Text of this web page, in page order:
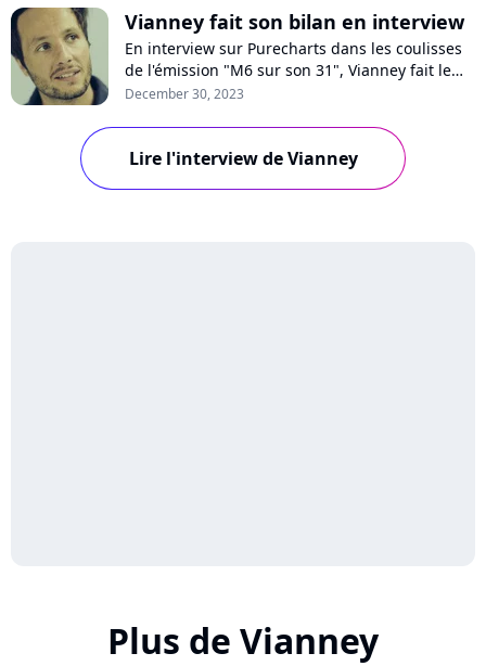
Vianney fait son bilan en interview
En interview sur Purecharts dans les coulisses
de l'émission "M6 sur son 31", Vianney fait le
bilan de son année 2023, riche de l'album à
volonté d'arrêter les tournées. Il se confie sur
ses derniers mois intenses et sur ses projets
December 30, 2023
Lire l'interview de Vianney
Plus de Vianney